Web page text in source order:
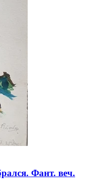
Фант. веч.